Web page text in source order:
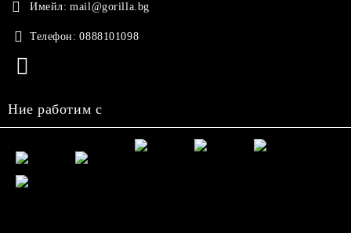
Имейл: mail@gorilla.bg
Телефон: 0888101098
Ние работим с